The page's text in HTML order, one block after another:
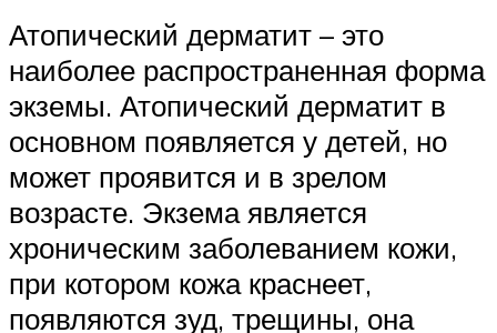
Атопический дерматит – это
наиболее распространенная форма
экземы. Атопический дерматит в
основном появляется у детей, но
может проявится и в зрелом
возрасте. Экзема является
хроническим заболеванием кожи,
при котором кожа краснеет,
появляются зуд, трещины, она